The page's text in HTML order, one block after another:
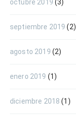
octubre 2019 (3)
septiembre 2019 (2)
agosto 2019 (2)
enero 2019 (1)
diciembre 2018 (1)